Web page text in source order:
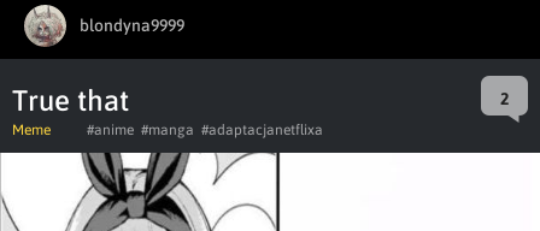
blondyna9999
True that 2
Meme #anime #manga #adaptacjanetflixa